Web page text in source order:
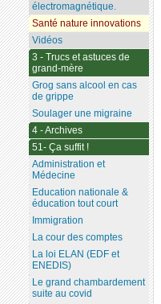
électromagnétique.
Santé nature innovations
Vidéos
3 - Trucs et astuces de
grand-mère
Grog sans alcool en cas
de grippe
Soulager une migraine
4 - Archives
51- Ça suffit !
Administration et
Médecine
Education nationale &
éducation tout court
Immigration
La cour des comptes
La loi ELAN (EDF et
ENEDIS)
Le grand chambardement
suite au covid